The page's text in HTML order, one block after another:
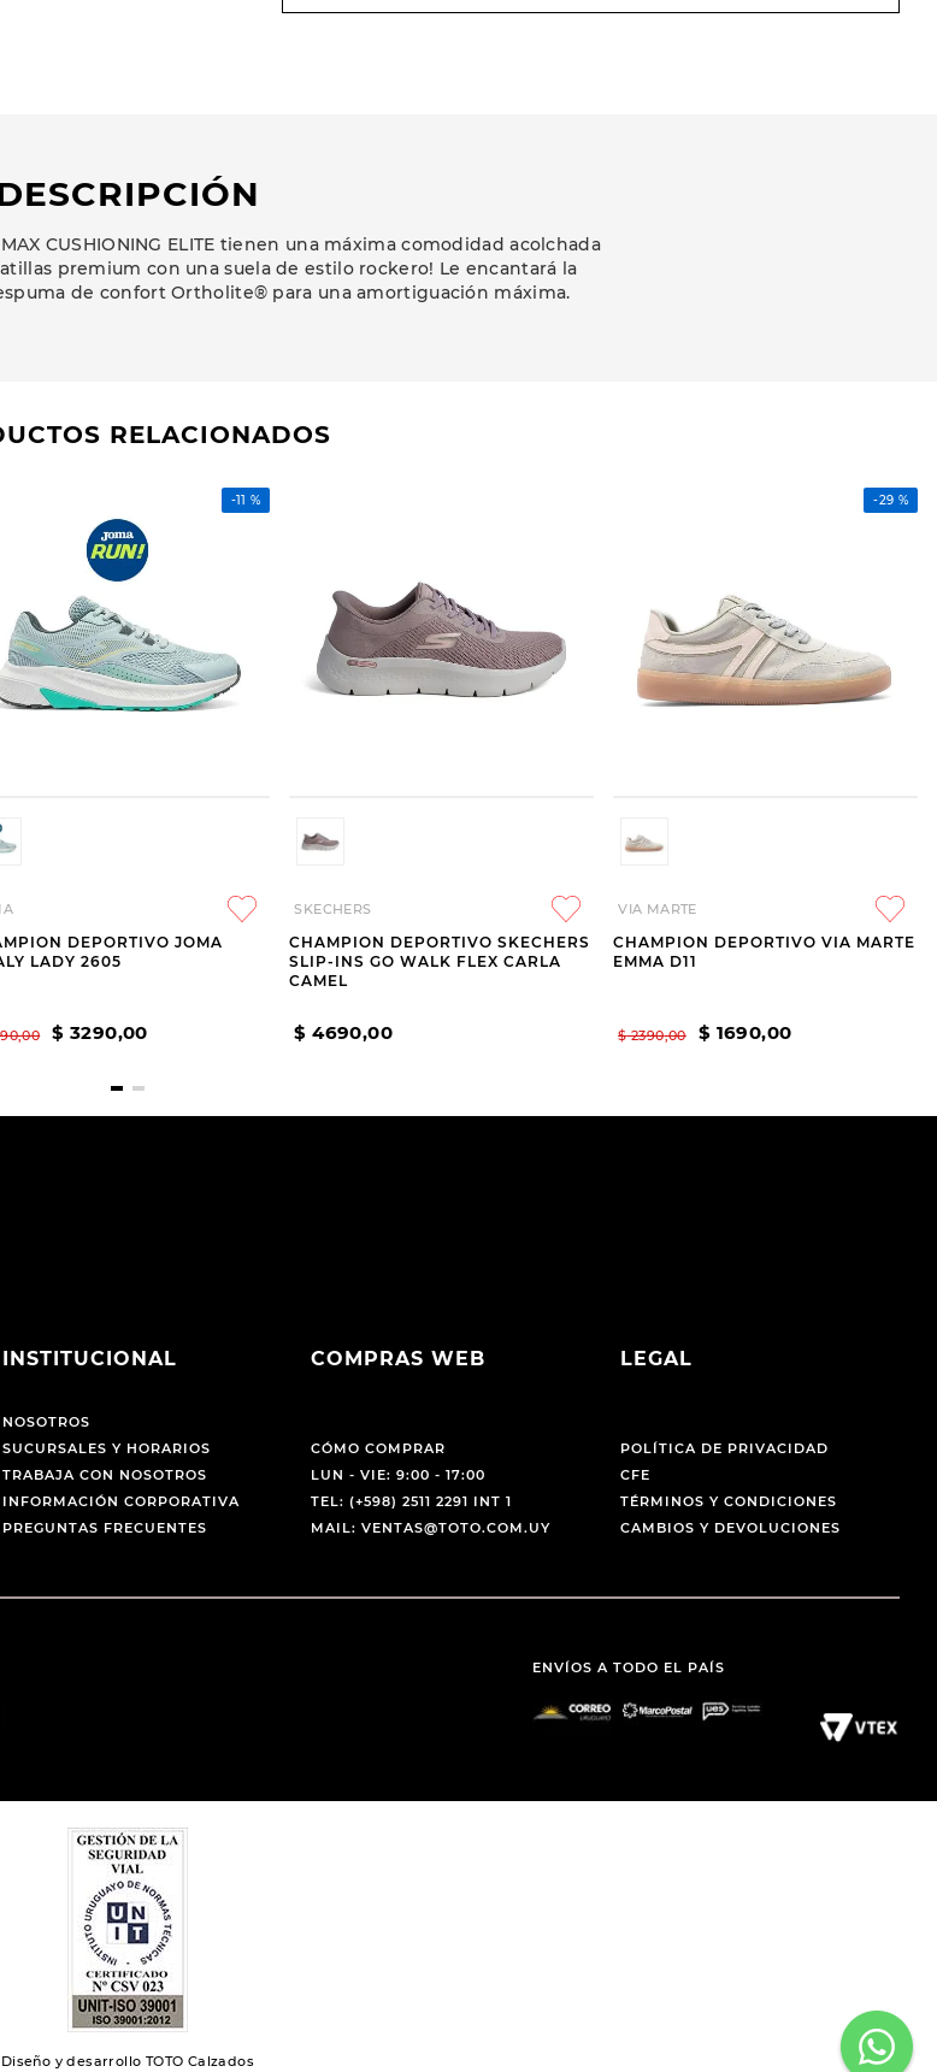
CUSHIONING ELITE tienen una máxima comodidad acolchada
premium con una suela de estilo rockero! Le encantará la
de confort Ortholite® para una amortiguación máxima.
RELACIONADOS
-11 %
DEPORTIVO JOMA
LADY 2605
,00 $ 3290,00
SKECHERS
CHAMPION DEPORTIVO SKECHERS
SLIP-INS GO WALK FLEX CARLA
CAMEL
$ 4690,00
-29 %
VIA MARTE
CHAMPION DEPORTIVO VIA MARTE
EMMA D11
$ 2390,00 $ 1690,00
INSTITUCIONAL
NOSOTROS
SUCURSALES Y HORARIOS
TRABAJA CON NOSOTROS
INFORMACIÓN CORPORATIVA
PREGUNTAS FRECUENTES
COMPRAS WEB
CÓMO COMPRAR
LUN - VIE: 9:00 - 17:00
TEL: (+598) 2511 2291 INT 1
MAIL: VENTAS@TOTO.COM.UY
LEGAL
POLÍTICA DE PRIVACIDAD
CFE
TÉRMINOS Y CONDICIONES
CAMBIOS Y DEVOLUCIONES
ENVÍOS A TODO EL PAÍS
Diseño y desarrollo TOTO Calzados